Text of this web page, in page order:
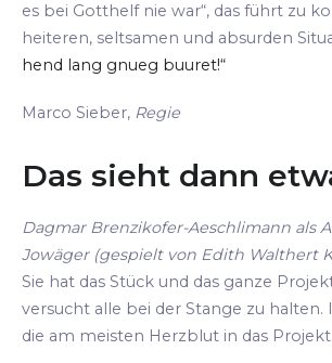
es bei Gotthelf nie war“, das führt zu
heiteren, seltsamen und absurden
hend lang gnueg buuret!“
Marco Sieber, Regie
Das sieht dann
Dagmar Brenzikofer-Aeschlimann als
Jowäger (gespielt von Edith Walthert
Sie hat das Stück und das ganze
versucht alle bei der Stange zu halten.
die am meisten Herzblut in das